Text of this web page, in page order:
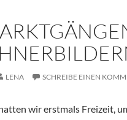
LENA SCHREIBE EINEN
wir erstmals Freizeit,